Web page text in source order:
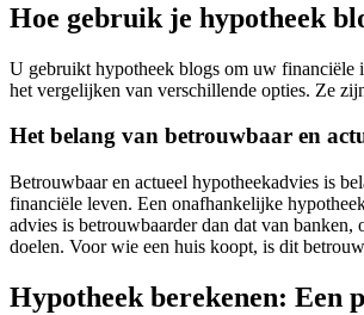
Hoe gebruik je hypotheek
U gebruikt hypotheek blogs om uw financiële
het vergelijken van verschillende opties. Ze
Het belang van betrouwbaar en
Betrouwbaar en actueel hypotheekadvies is
financiële leven. Een onafhankelijke
advies is betrouwbaarder dan dat van
doelen. Voor wie een huis koopt, is dit
Hypotheek berekenen: Een